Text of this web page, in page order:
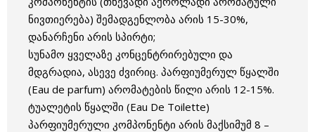
ნივთიერება) შემადგენლობა არის 15-30%,
დანარჩენი არის სპირტი;
სუნამო ყველაზე კონცენტრირებული და
მდგრადია, ასევე ძვირიც. პარფიუმერულ წყალში
(Еau de parfum) არომატების წილი არის 12-15%.
ტუალეტის წყალში (Eau De Toilette)
პარფიუმერული კომპონენტი არის მაქსიმუმ 8 –